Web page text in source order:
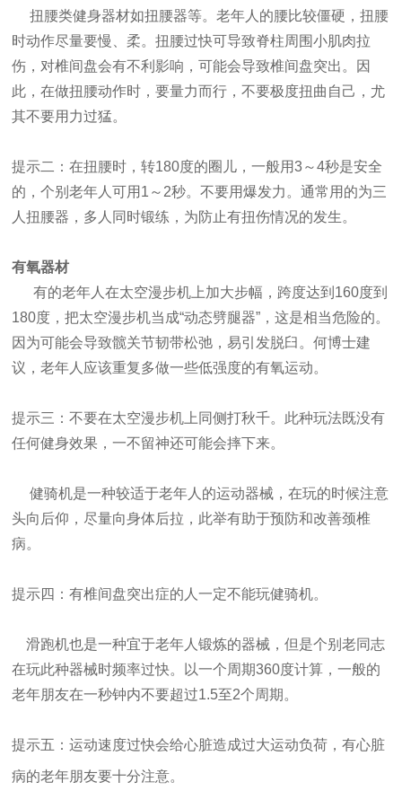
扭腰类健身器材如扭腰器等。老年人的腰比较僵硬，扭腰
时动作尽量要慢、柔。扭腰过快可导致脊柱周围小肌肉拉
伤，对椎间盘会有不利影响，可能会导致椎间盘突出。因
此，在做扭腰动作时，要量力而行，不要极度扭曲自己，尤
其不要用力过猛。
提示二：在扭腰时，转180度的圈儿，一般用3～4秒是安全
的，个别老年人可用1～2秒。不要用爆发力。通常用的为三
人扭腰器，多人同时锻练，为防止有扭伤情况的发生。
有氧器材
有的老年人在太空漫步机上加大步幅，跨度达到160度到
180度，把太空漫步机当成“动态劈腿器”，这是相当危险的。
因为可能会导致髋关节韧带松弛，易引发脱臼。何博士建
议，老年人应该重复多做一些低强度的有氧运动。
提示三：不要在太空漫步机上同侧打秋千。此种玩法既没有
任何健身效果，一不留神还可能会摔下来。
健骑机是一种较适于老年人的运动器械，在玩的时候注意
头向后仰，尽量向身体后拉，此举有助于预防和改善颈椎
病。
提示四：有椎间盘突出症的人一定不能玩健骑机。
滑跑机也是一种宜于老年人锻炼的器械，但是个别老同志
在玩此种器械时频率过快。以一个周期360度计算，一般的
老年朋友在一秒钟内不要超过1.5至2个周期。
提示五：运动速度过快会给心脏造成过大运动负荷，有心脏
病的老年朋友要十分注意。